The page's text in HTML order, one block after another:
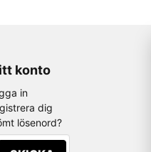
konto
in
dig
lösenord?